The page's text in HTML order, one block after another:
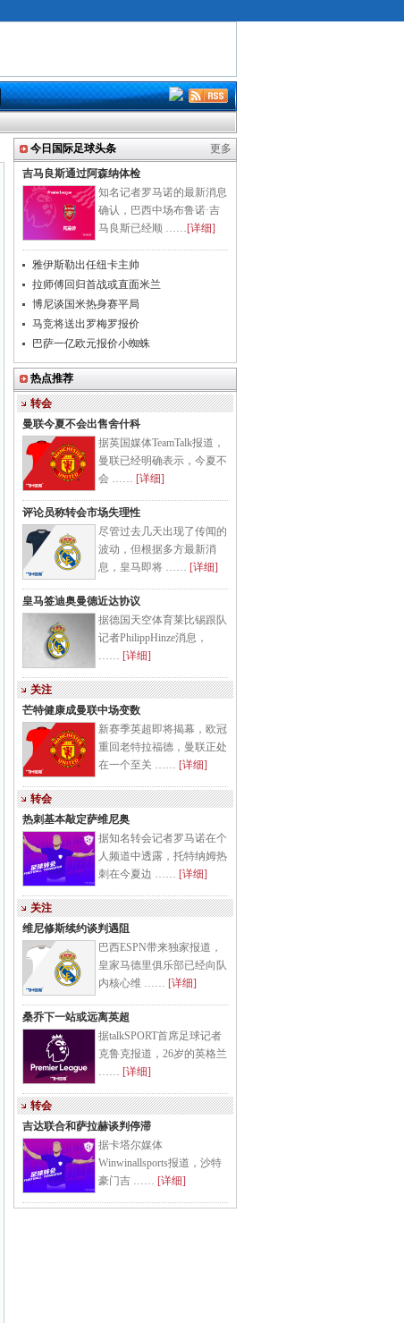
今日国际足球头条
更多
吉马良斯通过阿森纳体检
知名记者罗马诺的最新消息
确认，巴西中场布鲁诺·吉
马良斯已经顺 ……[详细]
雅伊斯勒出任纽卡主帅
拉师傅回归首战或直面米兰
博尼谈国米热身赛平局
马竞将送出罗梅罗报价
巴萨一亿欧元报价小蜘蛛
热点推荐
转会
曼联今夏不会出售舍什科
据英国媒体TeamTalk报道，
曼联已经明确表示，今夏不
会 …… [详细]
评论员称转会市场失理性
尽管过去几天出现了传闻的
波动，但根据多方最新消
息，皇马即将 …… [详细]
皇马签迪奥曼德近达协议
据德国天空体育莱比锡跟队
记者PhilippHinze消息，
…… [详细]
关注
芒特健康成曼联中场变数
新赛季英超即将揭幕，欧冠
重回老特拉福德，曼联正处
在一个至关 …… [详细]
转会
热刺基本敲定萨维尼奥
据知名转会记者罗马诺在个
人频道中透露，托特纳姆热
刺在今夏边 …… [详细]
关注
维尼修斯续约谈判遇阻
巴西ESPN带来独家报道，
皇家马德里俱乐部已经向队
内核心维 …… [详细]
桑乔下一站或远离英超
据talkSPORT首席足球记者
克鲁克报道，26岁的英格兰
…… [详细]
转会
吉达联合和萨拉赫谈判停滞
据卡塔尔媒体
Winwinallsports报道，沙特
豪门吉 …… [详细]